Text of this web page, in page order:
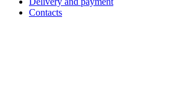
Contacts